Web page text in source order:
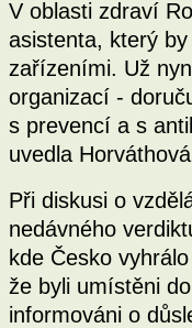
V oblasti zdraví
asistenta, který
zařízeními. Už
organizací -
s prevencí a s
uvedla
Při diskusi o
nedávného
kde Česko
že byli umístěni
informováni o